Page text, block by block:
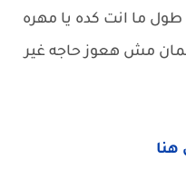
ما انت كده يا مهره
مش هعوز حاجه غير
هنا